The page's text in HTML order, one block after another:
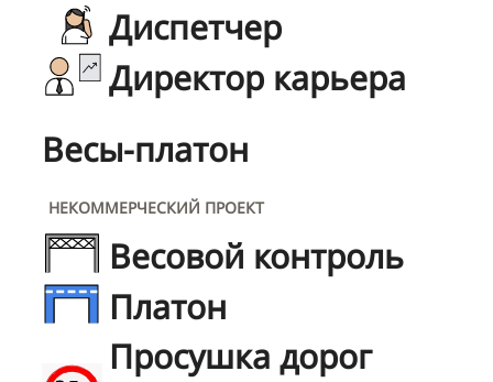
Диспетчер
Директор карьера
Весы-платон
НЕКОММЕРЧЕСКИЙ ПРОЕКТ
Весовой контроль
Платон
Просушка дорог